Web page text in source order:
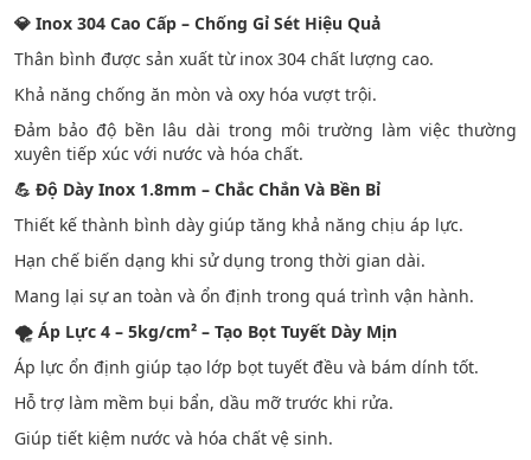
💎Inox 304 Cao Cấp – Chống Gỉ Sét Hiệu Quả
Thân bình được sản xuất từ inox 304 chất lượng cao.
Khả năng chống ăn mòn và oxy hóa vượt trội.
Đảm bảo độ bền lâu dài trong môi trường làm việc thường
xuyên tiếp xúc với nước và hóa chất.
💪 Độ Dày Inox 1.8mm – Chắc Chắn Và Bền Bỉ
Thiết kế thành bình dày giúp tăng khả năng chịu áp lực.
Hạn chế biến dạng khi sử dụng trong thời gian dài.
Mang lại sự an toàn và ổn định trong quá trình vận hành.
🌪️ Áp Lực 4 – 5kg/cm² – Tạo Bọt Tuyết Dày Mịn
Áp lực ổn định giúp tạo lớp bọt tuyết đều và bám dính tốt.
Hỗ trợ làm mềm bụi bẩn, dầu mỡ trước khi rửa.
Giúp tiết kiệm nước và hóa chất vệ sinh.